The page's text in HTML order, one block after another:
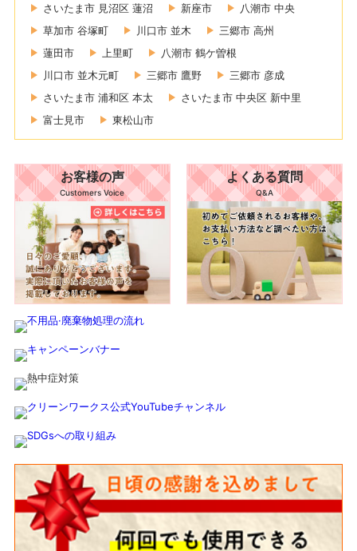
さいたま市 見沼区 蓮沼
新座市
八潮市 中央
草加市 谷塚町
川口市 並木
三郷市 高州
蓮田市
上里町
八潮市 鶴ケ曽根
川口市 並木元町
三郷市 鷹野
三郷市 彦成
さいたま市 浦和区 本太
さいたま市 中央区 新中里
富士見市
東松山市
お客様の声
Customers Voice
よくある質問
Q&A